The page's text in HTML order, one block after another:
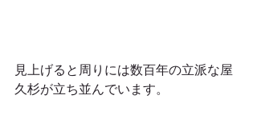
見上げると周りには数百年の立派な屋
久杉が立ち並んでいます。